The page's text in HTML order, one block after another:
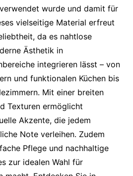
wurde und damit für
vielseitige Material erfreut
da es nahtlose
Ästhetik in
integrieren lässt – von
und funktionalen Küchen bis
Mit einer breiten
Texturen ermöglicht
Akzente, die jedem
Note verleihen. Zudem
Pflege und nachhaltige
zur idealen Wahl für